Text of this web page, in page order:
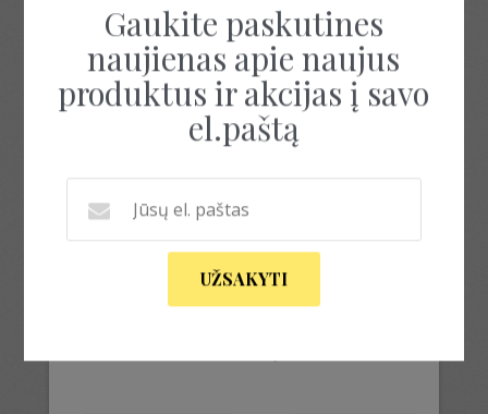
Turkio vienetiniai rankų darbo auskarai
Gaukite paskutines
naujienas apie naujus
produktus ir akcijas į savo
el.paštą
UŽSAKYTI